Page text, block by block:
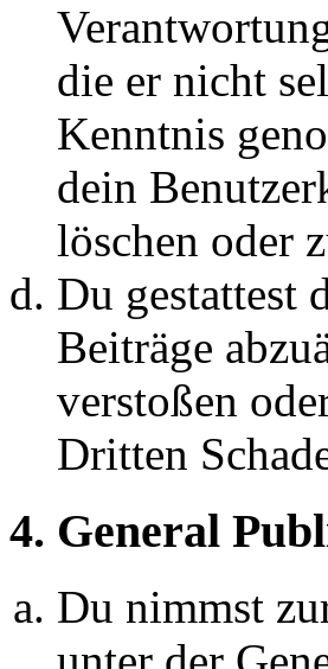
die er nicht
Kenntnis
dein
löschen oder
Du gestattest
Beiträge
verstoßen
Dritten
4. General
Du nimmst